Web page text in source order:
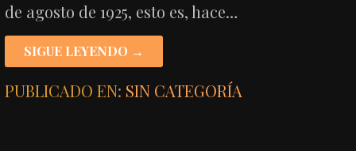
de agosto de 1925, esto es, hace…
SIGUE LEYENDO →
PUBLICADO EN: SIN CATEGORÍA